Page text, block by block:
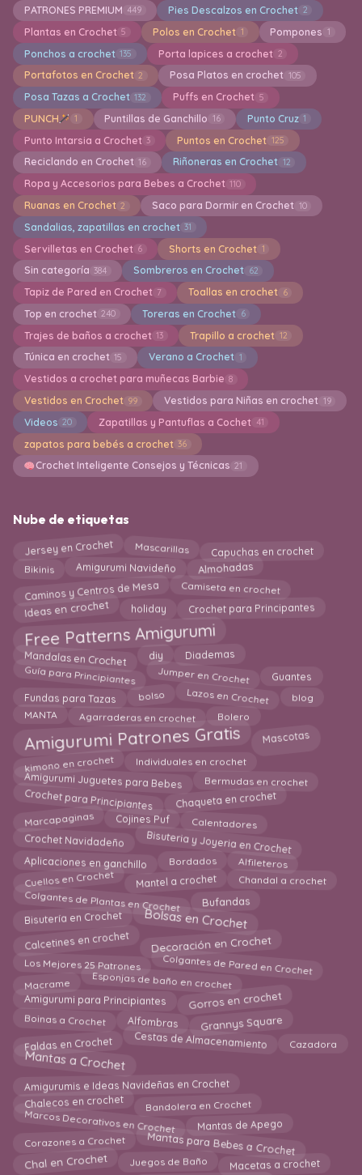
PATRONES PREMIUM 449 Pies Descalzos en Crochet 2
Plantas en Crochet 5 Polos en Crochet 1 Pompones 1
Ponchos a crochet 135 Porta lapices a crochet 2
Portafotos en Crochet 2 Posa Platos en crochet 105
Posa Tazas a Crochet 132 Puffs en Crochet 5
PUNCH 1 Puntillas de Ganchillo 16 Punto Cruz 1
Punto Intarsia a Crochet 3 Puntos en Crochet 125
Reciclando en Crochet 16 Riñoneras en Crochet 12
Ropa y Accesorios para Bebes a Crochet 110
Ruanas en Crochet 2 Saco para Dormir en Crochet 10
Sandalias, zapatillas en crochet 31
Servilletas en Crochet 6 Shorts en Crochet 1
Sin categoría 384 Sombreros en Crochet 62
Tapiz de Pared en Crochet 7 Toallas en crochet 6
Top en crochet 240 Toreras en Crochet 6
Trajes de baños a crochet 13 Trapillo a crochet 12
Túnica en crochet 15 Verano a Crochet 1
Vestidos a crochet para muñecas Barbie 8
Vestidos en Crochet 99 Vestidos para Niñas en crochet 19
Videos 20 Zapatillas y Pantuflas a Cochet 41
zapatos para bebés a crochet 36
Crochet Inteligente Consejos y Técnicas 21
Nube de etiquetas
Jersey en Crochet Mascarillas Capuchas en crochet
Bikinis Amigurumi Navideño Almohadas
Caminos y Centros de Mesa Camiseta en crochet
Ideas en crochet holiday Crochet para Principantes
Free Patterns Amigurumi
Mandalas en Crochet diy Diademas
Guía para Principiantes Jumper en Crochet Guantes
Fundas para Tazas bolso Lazos en Crochet blog
MANTA Agarraderas en crochet Bolero
Amigurumi Patrones Gratis Mascotas
kimono en crochet Individuales en crochet
Amigurumi Juguetes para Bebes Bermudas en crochet
Crochet para Principiantes Chaqueta en crochet
Marcapaginas Cojines Puf Calentadores
Crochet Navidadeño Bisuteria y Joyeria en Crochet
Aplicaciones en ganchillo Bordados Alfileteros
Cuellos en Crochet Mantel a crochet Chandal a crochet
Colgantes de Plantas en Crochet Bufandas
Bisutería en Crochet Bolsas en Crochet
Calcetines en crochet Decoración en Crochet
Los Mejores 25 Patrones Colgantes de Pared en Crochet
Macrame Esponjas de baño en crochet
Amigurumi para Principiantes Gorros en crochet
Boinas a Crochet Alfombras Grannys Square
Faldas en Crochet Cestas de Almacenamiento Cazadora
Mantas a Crochet
Amigurumis e Ideas Navideñas en Crochet
Chalecos en crochet Bandolera en Crochet
Marcos Decorativos en Crochet Mantas de Apego
Corazones a Crochet Mantas para Bebes a Crochet
Chal en Crochet Juegos de Baño Macetas a crochet